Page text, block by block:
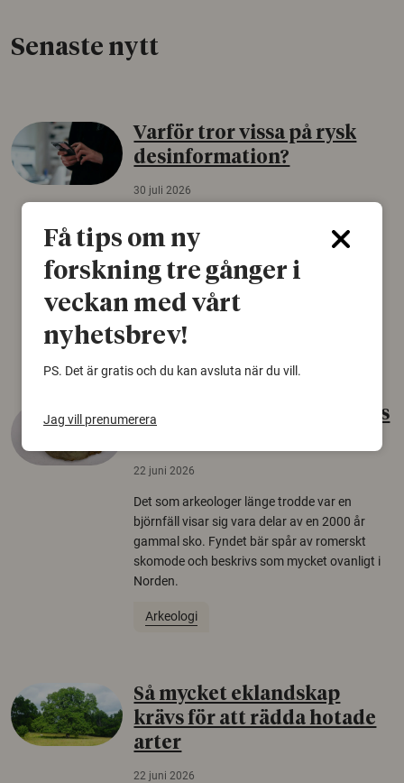
Senaste nytt
Varför tror vissa på rysk
desinformation?
30 juli 2026
konspirationsteorier är ofta mer mottagliga
för rysk desinformation. Det visar en studie
från Försvarshögskolan med deltagare i fyra
europeiska länder.
Säkerhetspolitik
Gammalt skinn var Sveriges
22 juni 2026
Det som arkeologer länge trodde var en
björnfäll visar sig vara delar av en 2000 år
gammal sko. Fyndet bär spår av romerskt
skomode och beskrivs som mycket ovanligt i
Norden.
Arkeologi
Så mycket eklandskap
krävs för att rädda hotade
arter
22 juni 2026
Få tips om ny
forskning tre gånger i
veckan med vårt
nyhetsbrev!
PS. Det är gratis och du kan avsluta när du vill.
Jag vill prenumerera